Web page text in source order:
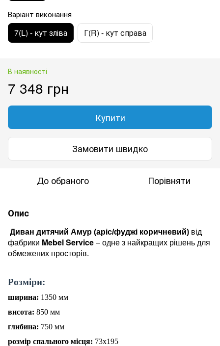
Варіант виконання
7(L) - кут зліва Г(R) - кут справа
В наявності
7 348 грн
Купити
Замовити швидко
До обраного Порівняти
Опис
Диван дитячий Амур (аріс/фуджі коричневий) від
фабрики Mebel Service – одне з найкращих рішень для
обмежених просторів.
Розміри:
ширина: 1350 мм
висота: 850 мм
глибина: 750 мм
розмір спального місця: 73х195